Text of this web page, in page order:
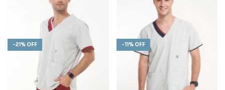
-21 % OFF -11 % OFF